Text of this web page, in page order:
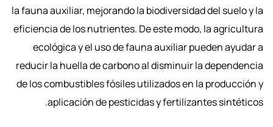
la fauna auxiliar, mejorando la biodiversidad del suelo y la
eficiencia de los nutrientes. De este modo, la agricultura
ecológica y el uso de fauna auxiliar pueden ayudar a
reducir la huella de carbono al disminuir la dependencia
de los combustibles fósiles utilizados en la producción y
aplicación de pesticidas y fertilizantes sintéticos.